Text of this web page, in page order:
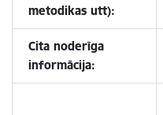
metodikas utt):
Cita noderīga
informācija: